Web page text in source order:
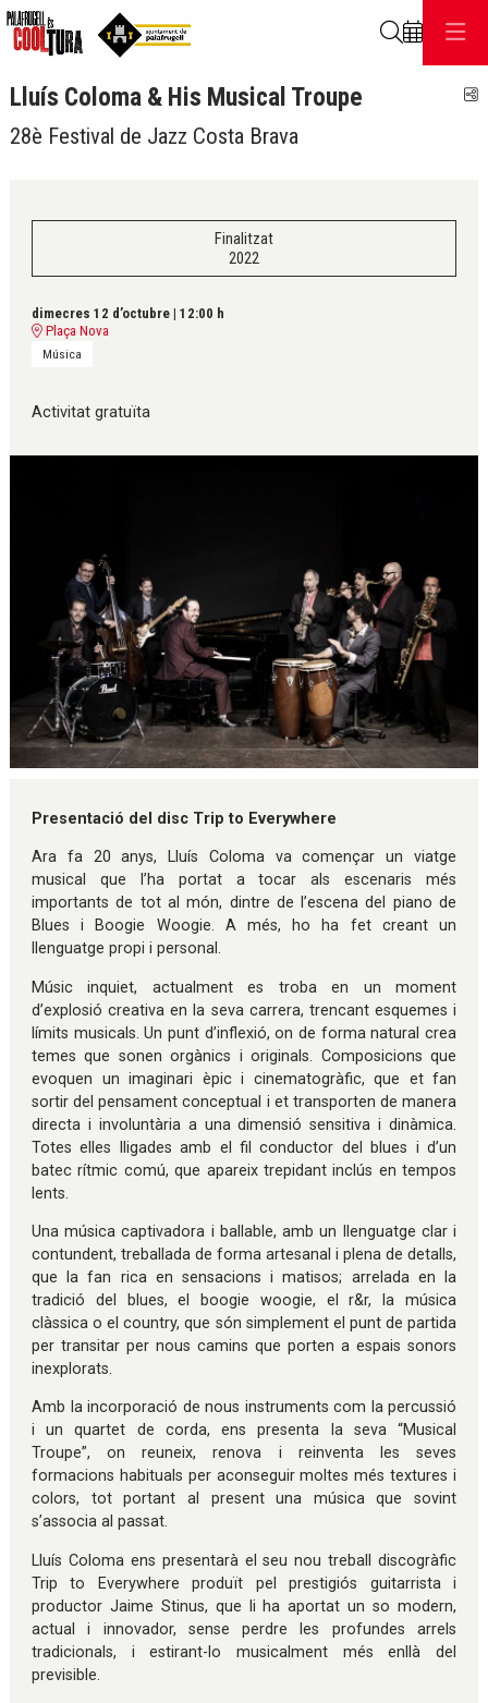
Lluís Coloma & His Musical Troupe
28è Festival de Jazz Costa Brava
Finalitzat
2022
dimecres 12 d’octubre | 12:00 h
Plaça Nova
Música
Activitat gratuïta
Presentació del disc Trip to Everywhere
Ara fa 20 anys, Lluís Coloma va començar un viatge
musical que l’ha portat a tocar als escenaris més
importants de tot al món, dintre de l’escena del piano de
Blues i Boogie Woogie. A més, ho ha fet creant un
llenguatge propi i personal.
Músic inquiet, actualment es troba en un moment
d’explosió creativa en la seva carrera, trencant esquemes i
límits musicals. Un punt d’inflexió, on de forma natural crea
temes que sonen orgànics i originals. Composicions que
evoquen un imaginari èpic i cinematogràfic, que et fan
sortir del pensament conceptual i et transporten de manera
directa i involuntària a una dimensió sensitiva i dinàmica.
Totes elles lligades amb el fil conductor del blues i d’un
batec rítmic comú, que apareix trepidant inclús en tempos
lents.
Una música captivadora i ballable, amb un llenguatge clar i
contundent, treballada de forma artesanal i plena de detalls,
que la fan rica en sensacions i matisos; arrelada en la
tradició del blues, el boogie woogie, el r&r, la música
clàssica o el country, que són simplement el punt de partida
per transitar per nous camins que porten a espais sonors
inexplorats.
Amb la incorporació de nous instruments com la percussió
i un quartet de corda, ens presenta la seva “Musical
Troupe”, on reuneix, renova i reinventa les seves
formacions habituals per aconseguir moltes més textures i
colors, tot portant al present una música que sovint
s’associa al passat.
Lluís Coloma ens presentarà el seu nou treball discogràfic
Trip to Everywhere produït pel prestigiós guitarrista i
productor Jaime Stinus, que li ha aportat un so modern,
actual i innovador, sense perdre les profundes arrels
tradicionals, i estirant-lo musicalment més enllà del
previsible.